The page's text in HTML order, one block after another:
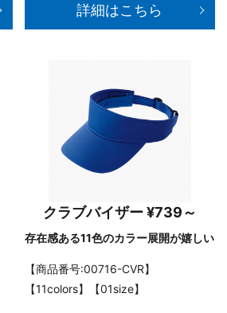
詳細はこちら
クラブバイザー ¥739～
存在感ある11色のカラー展開が嬉しい
【商品番号:00716-CVR】
【11colors】【01size】